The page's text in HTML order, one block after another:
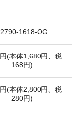
1618-OG
(本体1,680円、税
168円)
(本体2,800円、税
280円)